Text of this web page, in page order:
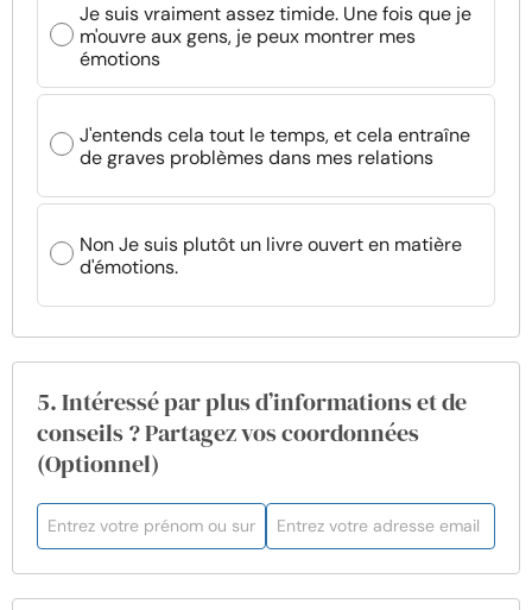
Je suis vraiment assez timide. Une fois que je
m'ouvre aux gens, je peux montrer mes
émotions
J'entends cela tout le temps, et cela entraîne
de graves problèmes dans mes relations
Non Je suis plutôt un livre ouvert en matière
d'émotions.
5. Intéressé par plus d’informations et de
conseils ? Partagez vos coordonnées
(Optionnel)